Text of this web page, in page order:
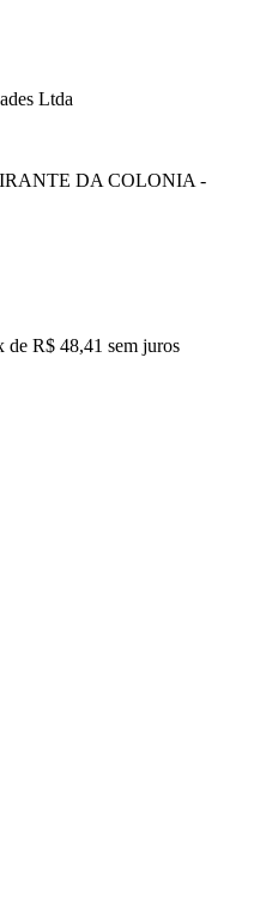
Ltda
DA COLONIA -
de R$ 48,41 sem juros